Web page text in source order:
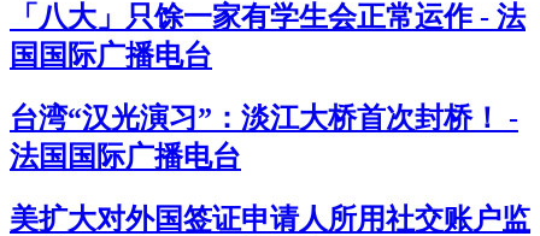
「八大」只馀一家有学生会正常运作 - 法
国国际广播电台
台湾“汉光演习”：淡江大桥首次封桥！ -
法国国际广播电台
美扩大对外国签证申请人所用社交账户监